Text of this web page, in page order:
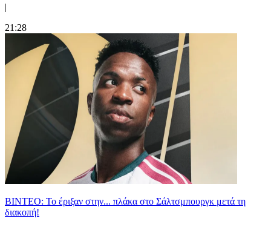
|
21:28
ΒΙΝΤΕΟ: Το έριξαν στην... πλάκα στο Σάλτσμπουργκ μετά τη
διακοπή!